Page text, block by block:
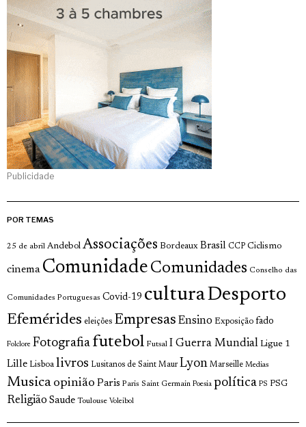
Publicidade
POR TEMAS
25 de abril Andebol Associações Bordeaux Brasil CCP Ciclismo
cinema Comunidade Comunidades Conselho das
Comunidades Portuguesas Covid-19 culturaDesporto
Efemérides eleições Empresas Ensino Exposição fado
Folclore Fotografia futebol Futsal I Guerra Mundial Ligue 1
Lille Lisboa livros Lusitanos de Saint Maur Lyon Marseille Medias
Musica opinião Paris Paris Saint Germain Poesia política PS PSG
Religião Saude Toulouse Voleibol